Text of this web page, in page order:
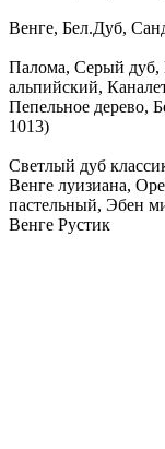
Венге, Бел.Дуб,
Палома, Серый дуб,
альпийский,
Пепельное дерево,
1013)
Светлый дуб
Венге луизиана,
пастельный, Эбен
Венге Рустик